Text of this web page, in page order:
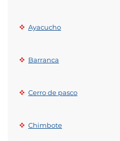
Ayacucho
Barranca
Cerro de pasco
Chimbote